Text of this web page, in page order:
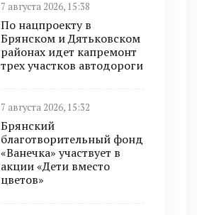
7 августа 2026, 15:38
По нацпроекту в
Брянском и Дятьковском
районах идет капремонт
трех участков автодороги
7 августа 2026, 15:32
Брянский
благотворительный фонд
«Ванечка» участвует в
акции «Дети вместо
цветов»